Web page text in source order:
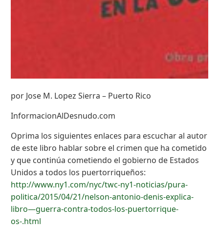
por Jose M. Lopez Sierra – Puerto Rico
InformacionAlDesnudo.com
Oprima los siguientes enlaces para escuchar al autor
de este libro hablar sobre el crimen que ha cometido
y que continúa cometiendo el gobierno de Estados
Unidos a todos los puertorriqueños:
http://www.ny1.com/nyc/twc-ny1-noticias/pura-
politica/2015/04/21/nelson-antonio-denis-explica-
libro—guerra-contra-todos-los-puertorrique-
os-.html